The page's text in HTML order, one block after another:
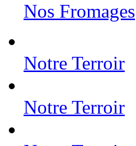
Nos Fromages
Notre Terroir
Notre Terroir